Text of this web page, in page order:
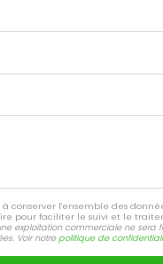
à conserver l'ensemble des
pour faciliter le suivi et le
exploitation commerciale ne sera
Voir notrepolitique de